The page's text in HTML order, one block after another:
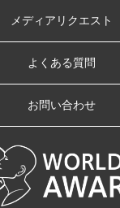
メディアリクエスト
よくある質問
お問い合わせ